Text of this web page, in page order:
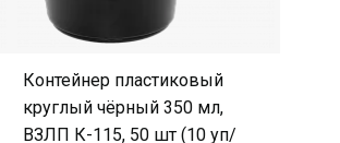
Контейнер пластиковый
круглый чёрный 350 мл,
ВЗЛП К-115, 50 шт (10 уп/